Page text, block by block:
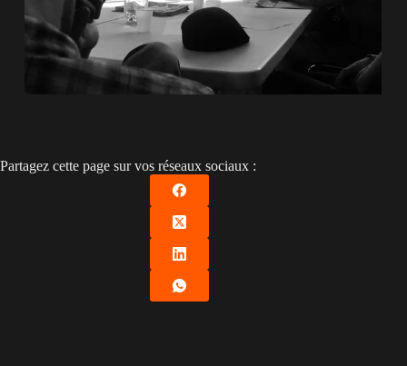
Partagez cette page sur vos réseaux sociaux :